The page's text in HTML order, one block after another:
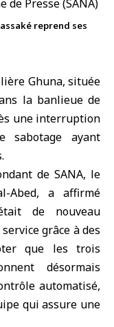
reprend ses
Ghuna, située
la banlieue de
une interruption
sabotage ayant
de SANA, le
Abed, a affirmé
de nouveau
grâce à des
que les trois
désormais
automatisé,
qui assure une